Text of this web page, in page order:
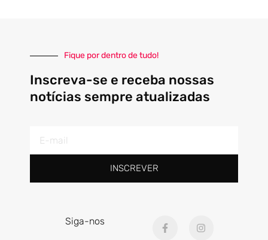
Fique por dentro de tudo!
Inscreva-se e receba nossas
notícias sempre atualizadas
mail
INSCREVER
Siga-nos
a
n